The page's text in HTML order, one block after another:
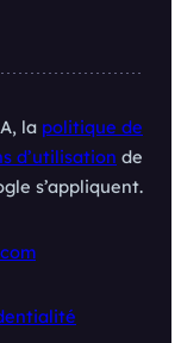
la politique de
d’utilisation de
s’appliquent.